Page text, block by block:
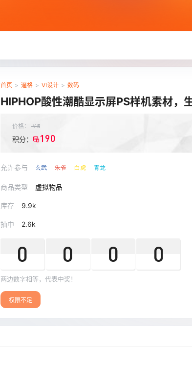
首页 > 逼格 > VI设计 > 数码
HIPHOP酸性潮酷显示屏PS样机素材，
价格： ￥5
积分： 190
允许参与 玄武 朱雀 白虎 青龙
商品类型 虚拟物品
库存 9.9k
抽中 2.6k
0 0 0 0
两边数字相等，代表中奖！
权限不足